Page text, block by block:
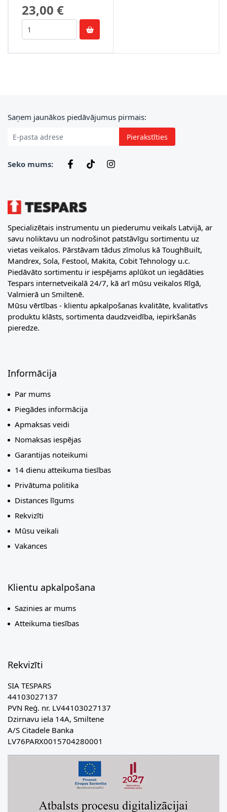
23,00 €
E-pasta adrese
Saņem jaunākos piedāvājumus pirmais:
Pierakstīties
Seko mums:
Specializētais instrumentu un piederumu veikals Latvijā, ar
savu noliktavu un nodrošinot patstāvīgu sortimentu uz
vietas veikalos. Pārstāvam tādus zīmolus kā ToughBuilt,
Mandrex, Sola, Festool, Makita, Cobit Tehnology u.c.
Piedāvāto sortimentu ir iespējams aplūkot un iegādāties
Tespars internetveikalā 24/7, kā arī mūsu veikalos Rīgā,
Valmierā un Smiltenē.
Mūsu vērtības - klientu apkalpošanas kvalitāte, kvalitatīvs
produktu klāsts, sortimenta daudzveidība, iepirkšanās
pieredze.
Informācija
Par mums
Piegādes informācija
Apmaksas veidi
Nomaksas iespējas
Garantijas noteikumi
14 dienu atteikuma tiesības
Privātuma politika
Distances līgums
Rekvizīti
Mūsu veikali
Vakances
Klientu apkalpošana
Sazinies ar mums
Atteikuma tiesības
Rekvizīti
SIA TESPARS
44103027137
PVN Reģ. nr. LV44103027137
Dzirnavu iela 14A, Smiltene
A/S Citadele Banka
LV76PARX0015704280001